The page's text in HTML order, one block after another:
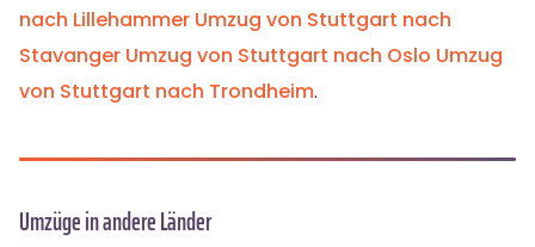
nach Lillehammer Umzug von Stuttgart nach
Stavanger Umzug von Stuttgart nach Oslo Umzug
von Stuttgart nach Trondheim.
Umzüge in andere Länder